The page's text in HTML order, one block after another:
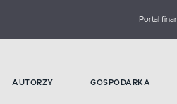
Portal
AUTORZY GOSPODARKA